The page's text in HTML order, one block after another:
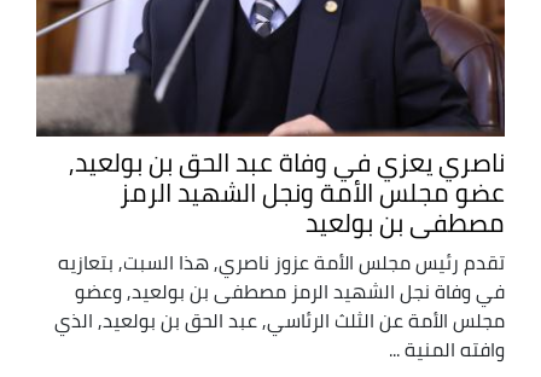
ناصري يعزي في وفاة عبد الحق بن بولعيد,
عضو مجلس الأمة ونجل الشهيد الرمز
مصطفى بن بولعيد
تقدم رئيس مجلس الأمة عزوز ناصري, هذا السبت, بتعازيه
في وفاة نجل الشهيد الرمز مصطفى بن بولعيد, وعضو
مجلس الأمة عن الثلث الرئاسي, عبد الحق بن بولعيد, الذي
وافته المنية ...